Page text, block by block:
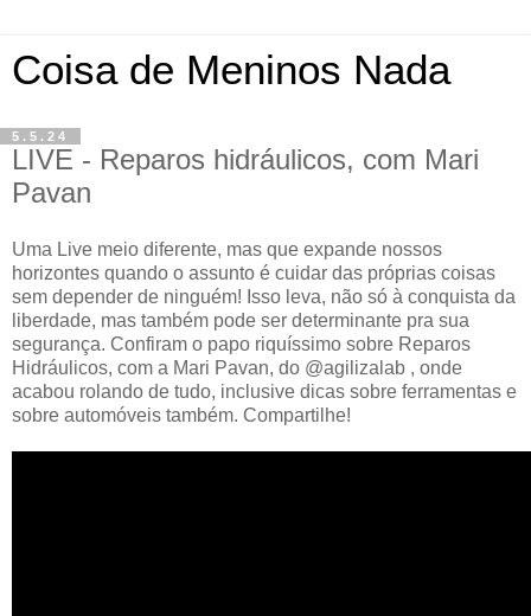
Coisa de Meninos Nada
5.5.24
LIVE - Reparos hidráulicos, com Mari
Pavan
Uma Live meio diferente, mas que expande nossos
horizontes quando o assunto é cuidar das próprias coisas
sem depender de ninguém! Isso leva, não só à conquista da
liberdade, mas também pode ser determinante pra sua
segurança. Confiram o papo riquíssimo sobre Reparos
Hidráulicos, com a Mari Pavan, do @agilizalab , onde
acabou rolando de tudo, inclusive dicas sobre ferramentas e
sobre automóveis também. Compartilhe!